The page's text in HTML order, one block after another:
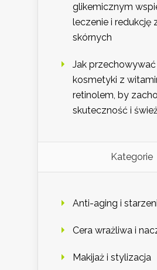
glikemicznym
leczenie i redukcję
skórnych
Jak przechowywać
kosmetyki z
retinolem, by
skuteczność i
Kategorie
Anti-aging i
Cera wrażliwa i
Makijaż i stylizacja